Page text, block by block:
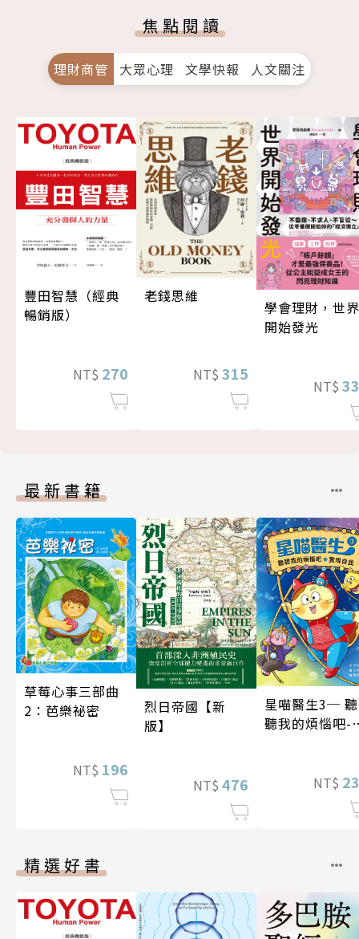
焦點閱讀
理財商管 大眾心理 文學快報 人文關注
豐田智慧（經典
暢銷版）
NT$ 270
老錢思維
NT$ 315
學會理財，世界
開始發光
NT$
最新書籍
草莓心事三部曲
2：芭樂祕密
NT$ 196
烈日帝國【新
版】
NT$ 476
星喵醫生3─ 聽
聽我的煩惱吧-
NT$
精選好書